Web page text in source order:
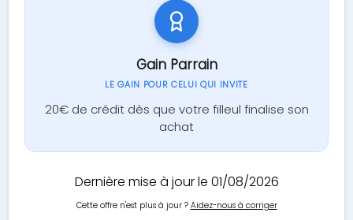
Gain Parrain
LE GAIN POUR CELUI QUI INVITE
20€ de crédit dès que votre filleul finalise son
achat
Dernière mise à jour le 01/08/2026
Cette offre n'est plus à jour ? Aidez-nous à corriger